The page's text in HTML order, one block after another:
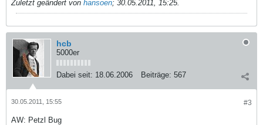
Zuletzt geändert von hansoen; 30.05.2011, 15:25.
hcb
5000er
Dabei seit: 18.06.2006 Beiträge: 567
#3
30.05.2011, 15:55
AW: Petzl Bug